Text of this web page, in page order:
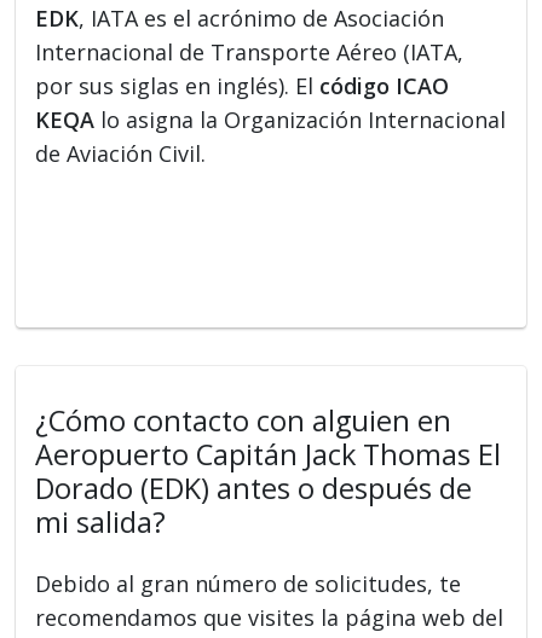
EDK, IATA es el acrónimo de Asociación
Internacional de Transporte Aéreo (IATA,
por sus siglas en inglés). El código ICAO
KEQA lo asigna la Organización Internacional
de Aviación Civil.
¿Cómo contacto con alguien en
Aeropuerto Capitán Jack Thomas El
Dorado (EDK) antes o después de
mi salida?
Debido al gran número de solicitudes, te
recomendamos que visites la página web del